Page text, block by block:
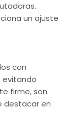
un ajuste
con
evitando
firme, son
destacar en